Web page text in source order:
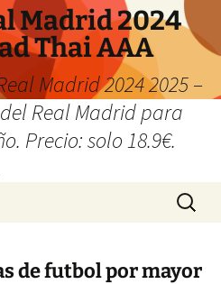
Madrid 2024
Thai AAA
Madrid 2024 2025 –
Real Madrid para
Precio: solo 18.9€.
Buscar:
de futbol por mayor